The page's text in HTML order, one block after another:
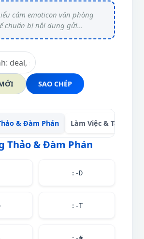
SAO CHÉP
& Đàm Phán Làm Việc & Tập Trung
Thảo & Đàm Phán
:-D
:-T